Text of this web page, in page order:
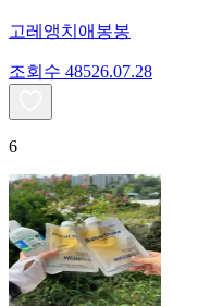
고레앵치애봉봉
조회수 48526.07.28
6